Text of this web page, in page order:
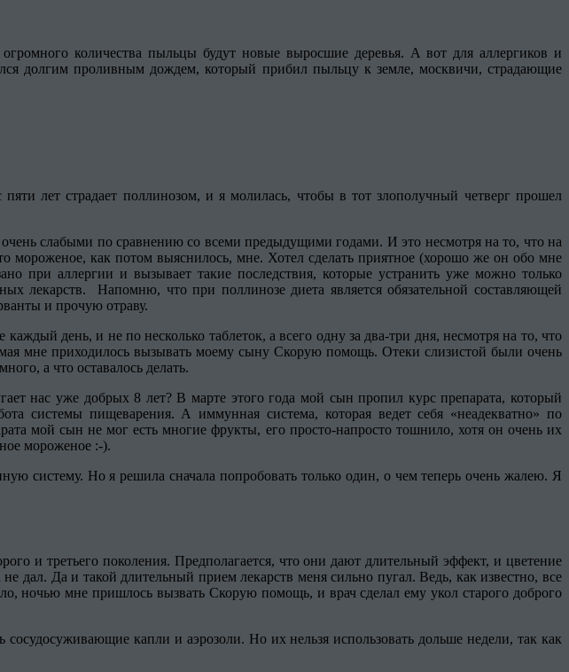
количества пыльцы будут новые выросшие деревья. А вот для аллергиков и
долгим проливным дождем, который прибил пыльцу к земле, москвичи, страдающие
лет страдает поллинозом, и я молилась, чтобы в тот злополучный четверг прошел
слабыми по сравнению со всеми предыдущими годами. И это несмотря на то, что на
как потом выяснилось, мне. Хотел сделать приятное (хорошо же он обо мне
при аллергии и вызывает такие последствия, которые устранить уже можно только
лекарств. Напомню, что при поллинозе диета является обязательной составляющей
и прочую отраву.
день, и не по несколько таблеток, а всего одну за два-три дня, несмотря на то, что
мне приходилось вызывать моему сыну Скорую помощь. Отеки слизистой были очень
а что оставалось делать.
нас уже добрых 8 лет? В марте этого года мой сын пропил курс препарата, который
системы пищеварения. А иммунная система, которая ведет себя «неадекватно» по
мой сын не мог есть многие фрукты, его просто-напросто тошнило, хотя он очень их
мороженое :-).
систему. Но я решила сначала попробовать только один, о чем теперь очень жалею. Я
и третьего поколения. Предполагается, что они дают длительный эффект, и цветение
дал. Да и такой длительный прием лекарств меня сильно пугал. Ведь, как известно, все
ночью мне пришлось вызвать Скорую помощь, и врач сделал ему укол старого доброго
капли и аэрозоли. Но их нельзя использовать дольше недели, так как